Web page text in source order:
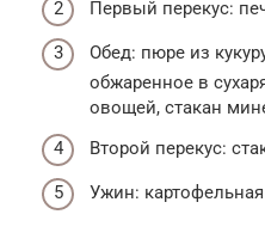
Первый перекус:
Обед: пюре из
обжаренное в
овощей, стакан
Второй перекус:
Ужин: